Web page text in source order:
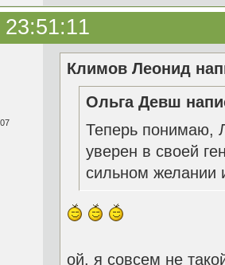
Климов Леонид
Ольга Девш
Теперь понимаю,
уверен в своей
сильном желании
ой. я совсем не